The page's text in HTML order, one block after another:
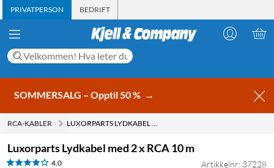
PRIVATPERSON BEDRIFT
SOMMERSALG – Opptil 50 % →
RCA-KABLER LUXORPARTS LYDKABEL MED 2 X RCA 10 M
Luxorparts Lydkabel med 2 x RCA 10 m
4.0 Artikkelnr: 37228